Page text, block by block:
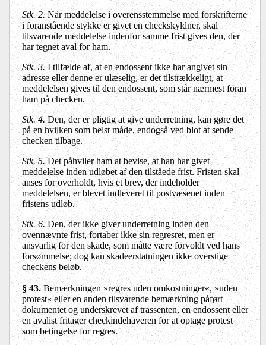
Stk. 2.Når meddelelse i overensstemmelse med forskrifterne
i foranstående stykke er givet en checkskyldner, skal
tilsvarende meddelelse indenfor samme frist gives den, der
har tegnet aval for ham.
Stk. 3.I tilfælde af, at en endossent ikke har angivet sin
adresse eller denne er ulæselig, er det tilstrækkeligt, at
meddelelsen gives til den endossent, som står nærmest foran
ham på checken.
Stk. 4.Den, der er pligtig at give underretning, kan gøre det
på en hvilken som helst måde, endogså ved blot at sende
checken tilbage.
Stk. 5.Det påhviler ham at bevise, at han har givet
meddelelse inden udløbet af den tilståede frist. Fristen skal
anses for overholdt, hvis et brev, der indeholder
meddelelsen, er blevet indleveret til postvæsenet inden
fristens udløb.
Stk. 6.Den, der ikke giver underretning inden den
ovennævnte frist, fortaber ikke sin regresret, men er
ansvarlig for den skade, som måtte være forvoldt ved hans
forsømmelse; dog kan skadeerstatningen ikke overstige
checkens beløb.
§ 43.Bemærkningen »regres uden omkostninger«, »uden
protest« eller en anden tilsvarende bemærkning påført
dokumentet og underskrevet af trassenten, en endossent eller
en avalist fritager checkindehaveren for at optage protest
som betingelse for regres.